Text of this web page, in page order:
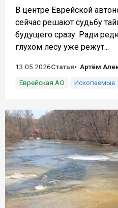
В центре Еврейской
сейчас решают судьбу
будущего сразу. Ради
глухом лесу уже режут...
13.05.2026Статья
Артём
Еврейская АО
Ископаемые